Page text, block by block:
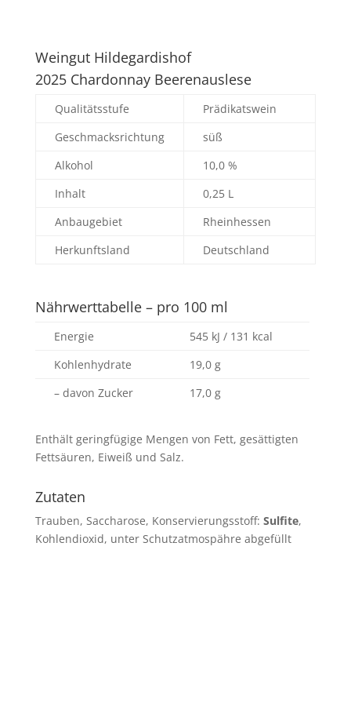
Weingut Hildegardishof
2025 Chardonnay Beerenauslese
Qualitätsstufe
Prädikatswein
Geschmacksrichtung
süß
Alkohol
10,0 %
Inhalt
0,25 L
Anbaugebiet
Rheinhessen
Herkunftsland
Deutschland
Nährwerttabelle – pro 100 ml
Energie
545 kJ / 131 kcal
Kohlenhydrate
19,0 g
– davon Zucker
17,0 g
Enthält geringfügige Mengen von Fett, gesättigten
Fettsäuren, Eiweiß und Salz.
Zutaten
Trauben, Saccharose, Konservierungsstoff: Sulfite,
Kohlendioxid, unter Schutzatmospähre abgefüllt